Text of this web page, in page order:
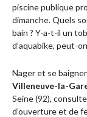
piscine publique
dimanche. Quels
bain ? Y-a-t-il un
d’aquabike, peut-
Nager et se
Villeneuve-la-
Seine (92),
d’ouverture et de